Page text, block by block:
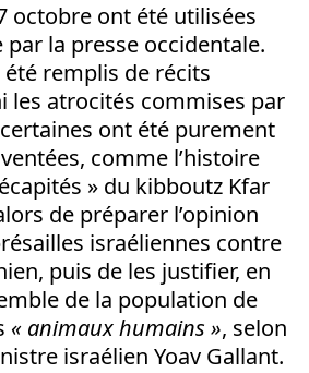
octobre ont été utilisées
par la presse occidentale.
remplis de récits
les atrocités commises par
ont été purement
comme l’histoire
» du kibboutz Kfar
de préparer l’opinion
israéliennes contre
puis de les justifier, en
de la population de
« animaux humains », selon
israélien Yoav Gallant.